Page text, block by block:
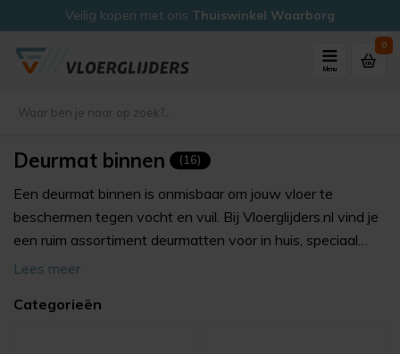
Veilig kopen met ons Thuiswinkel Waarborg
Menu
0
Deurmat binnen (16)
Een deurmat binnen is onmisbaar om jouw vloer te
beschermen tegen vocht en vuil. Bij Vloerglijders.nl vind je
een ruim assortiment deurmatten voor in huis, speciaal
ontworpen om jouw vloer netjes te houden en slijtage te
jouw woning past!
Lees meer
Categorieën